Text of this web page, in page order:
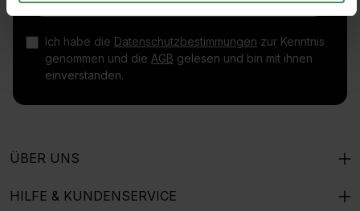
Ich habe die Datenschutzbestimmungen zur Kenntnis
genommen und die AGB gelesen und bin mit ihnen
einverstanden.
ÜBER UNS
HILFE & KUNDENSERVICE